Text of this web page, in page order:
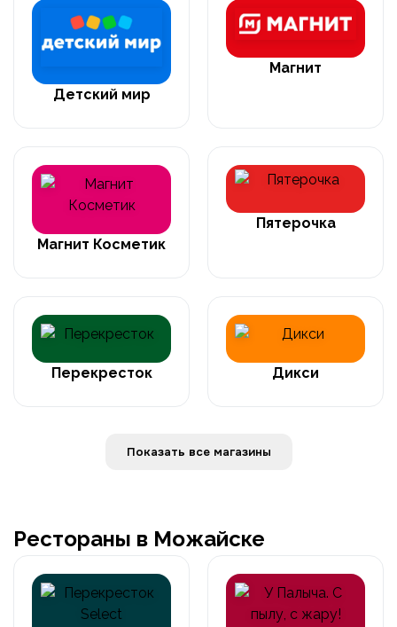
Детский мир
Магнит
Магнит Косметик
Пятерочка
Перекресток Дикси
Показать все магазины
Рестораны в Можайске